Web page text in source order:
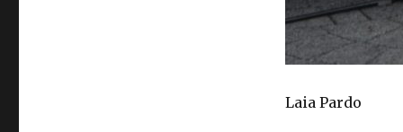
Laia Pardo